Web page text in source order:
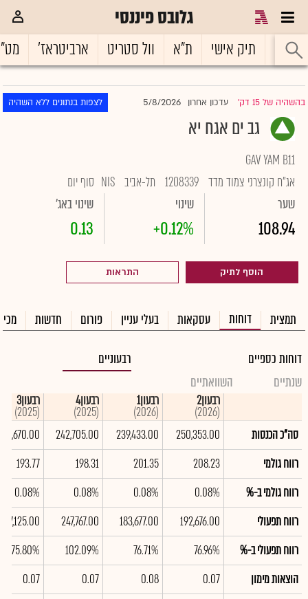
גלובס פיננסי
ראשי תיק אישי ת"א וול סטריט ארביטראז'
בהשהיה של 15 דק' |עדכון אחרון 5/8/2026 לצפות בנתונים ללא השהיה
גב ים אגח יא
GAV YAM B11
אג"ח קונצרני צמוד מדד 1208339 תל-אביב NIS סוף יום
שער
108.94
שינוי
+0.12%
שינוי באג'
0.13
הוסף לתיק התראות
תמצית דוחות עסקאות בעלי עניין פורום חדשות
דוחות כספיים
רבעוניים
שנתיים
השוואתיים
רבעון2
(2026)
רבעון1
(2026)
רבעון4
(2025)
רבעון3
(2025)
סה"כ הכנסות
250,353.00
239,433.00
242,705.00
רווח גולמי
208.23
201.35
198.31
193.77
רווח גולמי ב-%
0.08%
0.08%
0.08%
0.08%
רווח תפעולי
192,676.00
183,677.00
247,767.00
177,125.00
רווח תפעולי ב-%
76.96%
76.71%
102.09%
75.80%
הוצאות מימון
0.07
0.08
0.07
0.07